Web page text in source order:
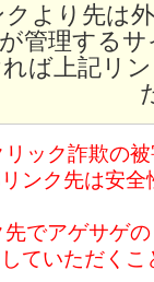
より先は
管理する
ば上記リ
ック詐欺の
ンク先は安
でアゲサゲ
ていただく